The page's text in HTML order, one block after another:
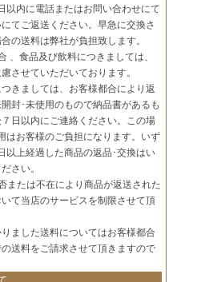
以内に電話またはお問い合わせにて
てご返送ください。早急に交換さ
の送料は弊社が負担致します。
、食品及び飲料につきましては、
させていただいております。
きましては、お客様都合により返
封･未使用のもので納品書があるも
日以内にご連絡ください。この場
はお客様のご負担になります。いず
以上経過した商品の返品･交換はい
さい。
または不在により商品が返送された
て当店のサービスを制限させて頂
ました送料についてはお客様都合
送料をご請求させて頂きますので